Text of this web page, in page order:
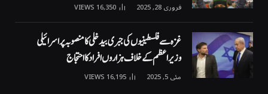
فروری 28, 2025 16,350
VIEWS
غزہ سے فلسطینیوں کی جبری بیدخلی کا منصوبہ پر اسرائیلی
وزیراعظم کے خلاف ہزاروں افراد کا احتجاج
مئی 5, 2025 16,195
VIEWS